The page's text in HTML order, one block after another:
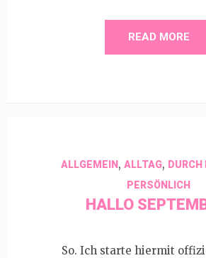
READ MORE
ALLGEMEIN, ALLTAG, DURCH
PERSÖNLICH
HALLO
So. Ich starte hiermit